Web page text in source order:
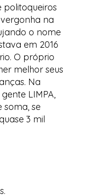
politoqueiros
na
o nome
em 2016
O próprio
melhor seus
Na
LIMPA,
soma, se
3 mil